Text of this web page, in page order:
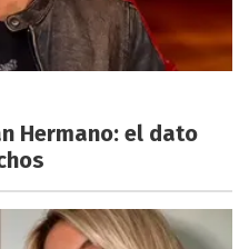
Hermano: el dato